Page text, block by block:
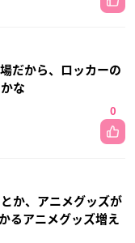
だから、ロッカーの
な
0
か、アニメグッズが
るアニメグッズ増え